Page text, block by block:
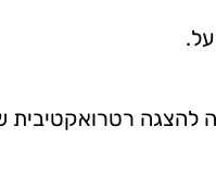
להצגה רטרואקטיבית